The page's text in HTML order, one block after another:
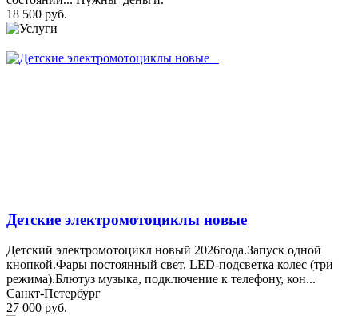
18 500 руб.
Детские электромотоциклы новые
Детский электромотоцикл новый 2026года.Запуск одной
кнопкой.Фары постоянный свет, LED-подсветка колес (три
режима).Блютуз музыка, подключение к телефону, кон...
Санкт-Петербург
27 000 руб.